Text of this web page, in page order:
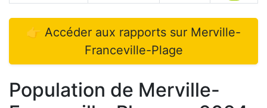
👉 Accéder aux rapports sur Merville-
Franceville-Plage
Population de Merville-